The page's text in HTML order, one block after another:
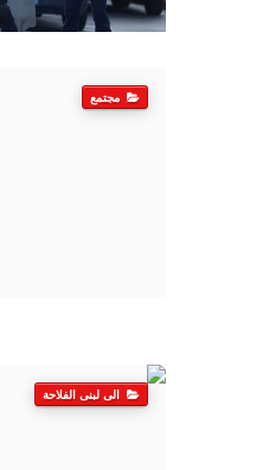
مجتمع
الى لبنى الفلاحة